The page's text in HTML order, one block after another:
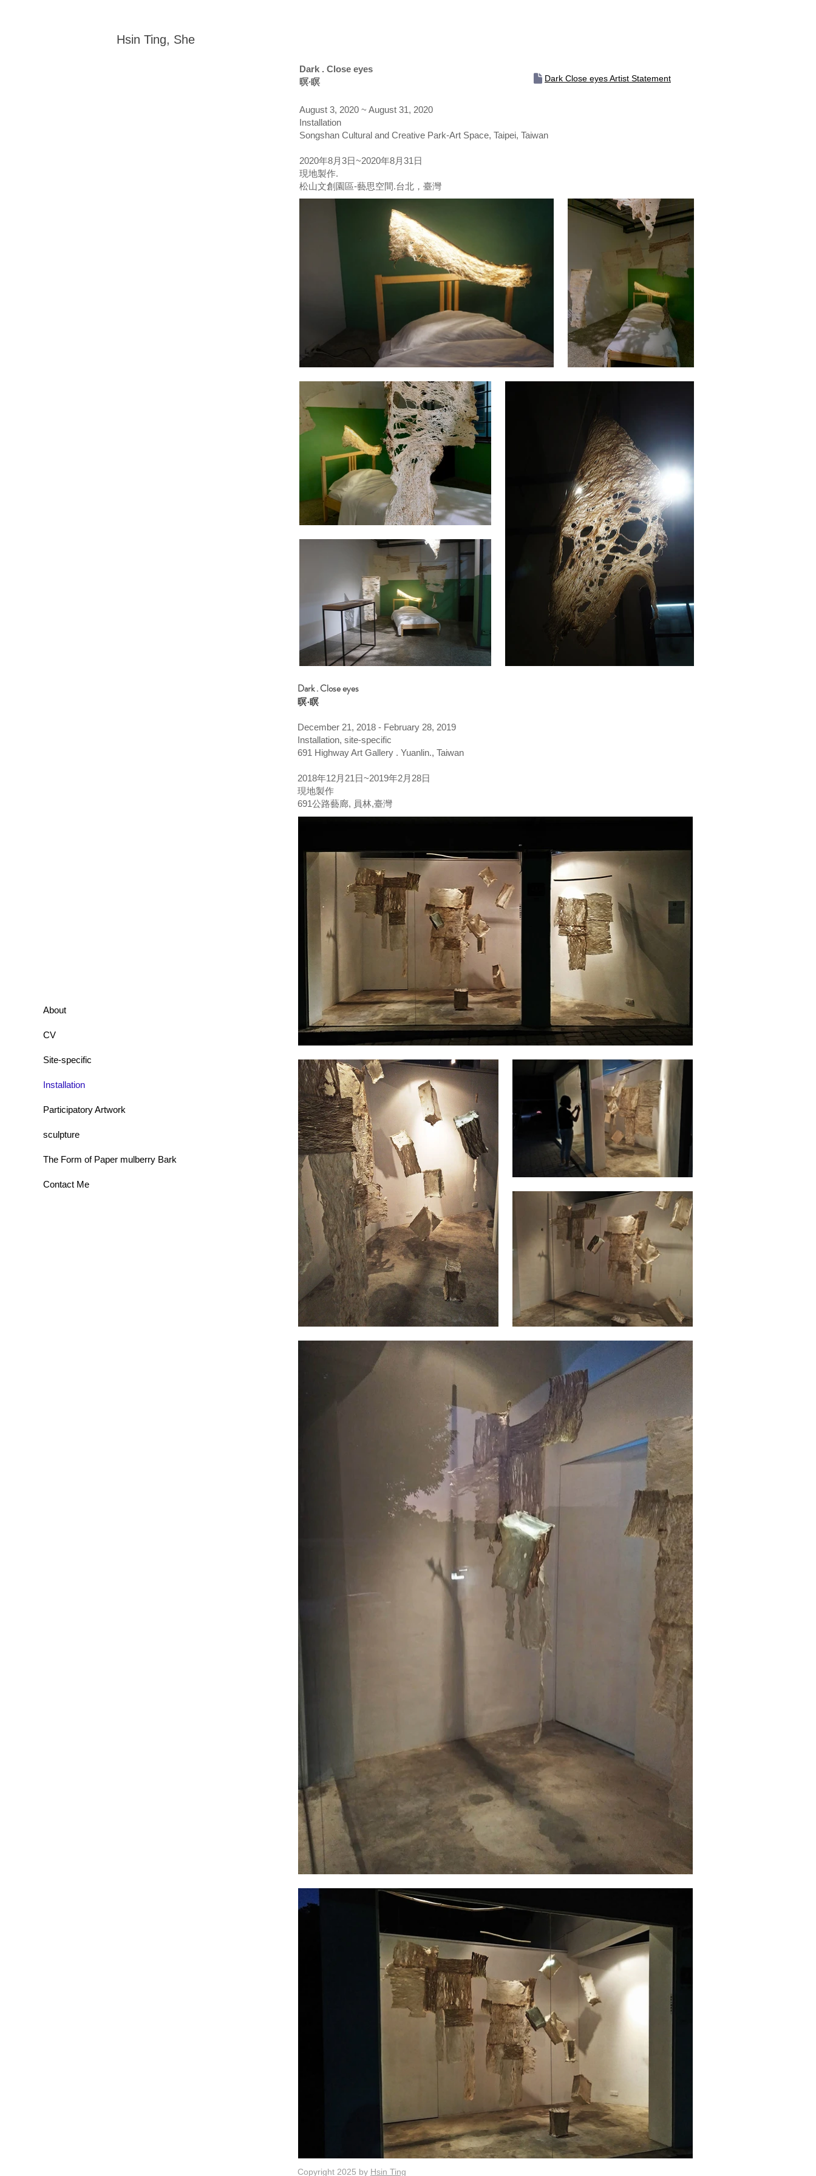
Hsin Ting, She
About
CV
Site-specific
Installation
Participatory Artwork
sculpture
The Form of Paper mulberry Bark
Contact Me
Dark . Close eyes
暝∙瞑
Dark Close eyes Artist Statement
August 3, 2020 ~ August 31, 2020
Installation
Songshan Cultural and Creative Park-Art Space, Taipei, Taiwan
2020年8月3日~2020年8月31日
現地製作.
松山文創園區-藝思空間.台北，臺灣
Dark . Close eyes
暝∙瞑
December 21, 2018 - February 28, 2019
Installation, site-specific
691 Highway Art Gallery . Yuanlin., Taiwan
2018年12月21日~2019年2月28日
現地製作
691公路藝廊, 員林,臺灣
Copyright 2025 by Hsin Ting